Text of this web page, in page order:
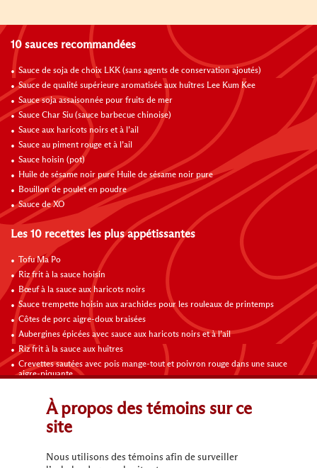
10 sauces recommandées
Sauce de soja de choix LKK (sans agents de conservation ajoutés)
Sauce de qualité supérieure aromatisée aux huîtres Lee Kum Kee
Sauce soja assaisonnée pour fruits de mer
Sauce Char Siu (sauce barbecue chinoise)
Sauce aux haricots noirs et à l’ail
Sauce au piment rouge et à l’ail
Sauce hoisin (pot)
Huile de sésame noir pure Huile de sésame noir pure
Bouillon de poulet en poudre
Sauce de XO
Les 10 recettes les plus appétissantes
Tofu Ma Po
Riz frit à la sauce hoisin
Bœuf à la sauce aux haricots noirs
Sauce trempette hoisin aux arachides pour les rouleaux de printemps
Côtes de porc aigre-doux braisées
Aubergines épicées avec sauce aux haricots noirs et à l’ail
Riz frit à la sauce aux huîtres
Crevettes sautées avec pois mange-tout et poivron rouge dans une sauce
aigre-piquante
Omelette au poulet, champignons et tomates
Contactez-nous
À propos des témoins sur ce
site
Nous utilisons des témoins afin de surveiller